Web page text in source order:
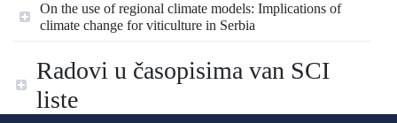
On the use of regional climate models: Implications of
climate change for viticulture in Serbia
Radovi u časopisima van SCI
liste